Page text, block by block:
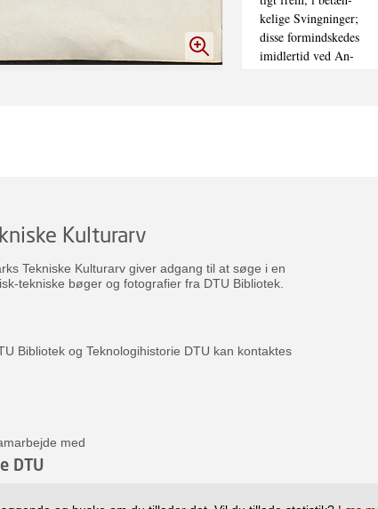
kelige Svingninger;
disse formindskedes
imidlertid ved An-
Forende, og den
„La France11 var ik-
ke saa lidt mindre,
man kunde altsaa
blev i denne
Den 9. August 1884
Renard og Krebs
Opstigningen;
tes det som en stor
Kulturarv
Tekniske Kulturarv giver adgang til at søge i en
tekniske bøger og fotografier fra DTU Bibliotek.
Bibliotek og Teknologihistorie DTU kan kontaktes
med
DTU